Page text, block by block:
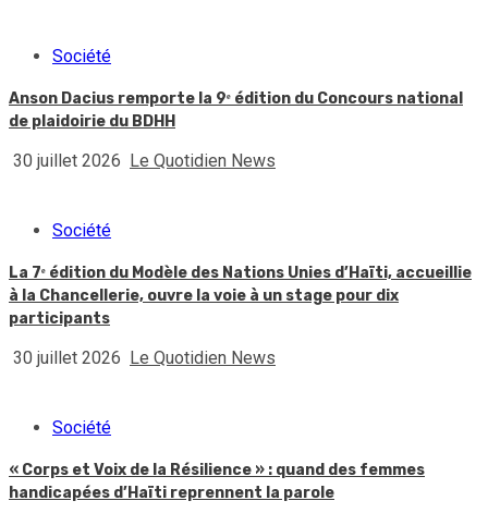
Société
Anson Dacius remporte la 9ᵉ édition du Concours national
de plaidoirie du BDHH
30 juillet 2026 Le Quotidien News
Société
La 7ᵉ édition du Modèle des Nations Unies d’Haïti, accueillie
à la Chancellerie, ouvre la voie à un stage pour dix
participants
30 juillet 2026 Le Quotidien News
Société
« Corps et Voix de la Résilience » : quand des femmes
handicapées d’Haïti reprennent la parole